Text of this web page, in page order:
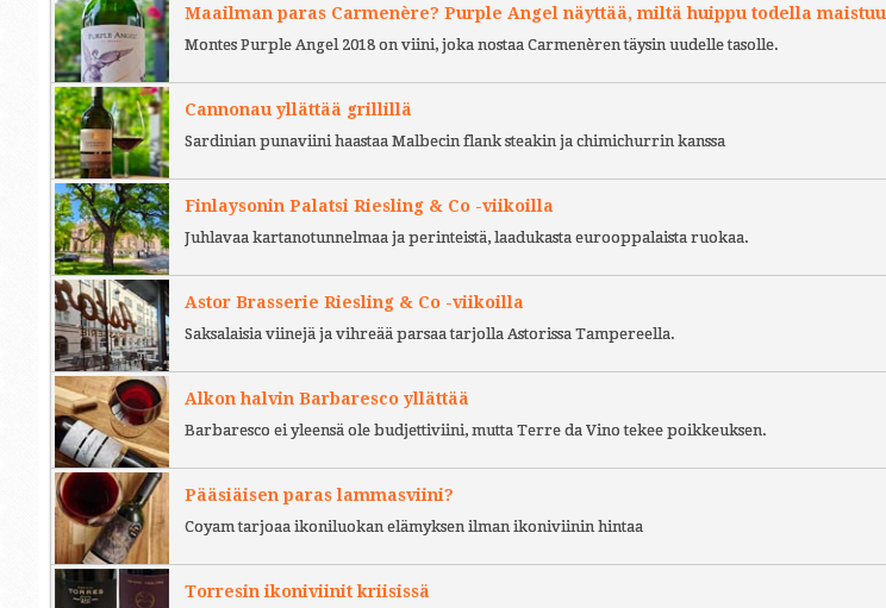
Maailman paras Carmenère? Purple Angel näyttää, miltä huippu todella maistuu
Montes Purple Angel 2018 on viini, joka nostaa Carmenèren täysin uudelle tasolle.
Cannonau yllättää grillillä
Sardinian punaviini haastaa Malbecin flank steakin ja chimichurrin kanssa
Finlaysonin Palatsi Riesling & Co -viikoilla
Juhlavaa kartanotunnelmaa ja perinteistä, laadukasta eurooppalaista ruokaa.
Astor Brasserie Riesling & Co -viikoilla
Saksalaisia viinejä ja vihreää parsaa tarjolla Astorissa Tampereella.
Alkon halvin Barbaresco yllättää
Barbaresco ei yleensä ole budjettiviini, mutta Terre da Vino tekee poikkeuksen.
Pääsiäisen paras lammasviini?
Coyam tarjoaa ikoniluokan elämyksen ilman ikoniviinin hintaa
Torresin ikoniviinit kriisissä